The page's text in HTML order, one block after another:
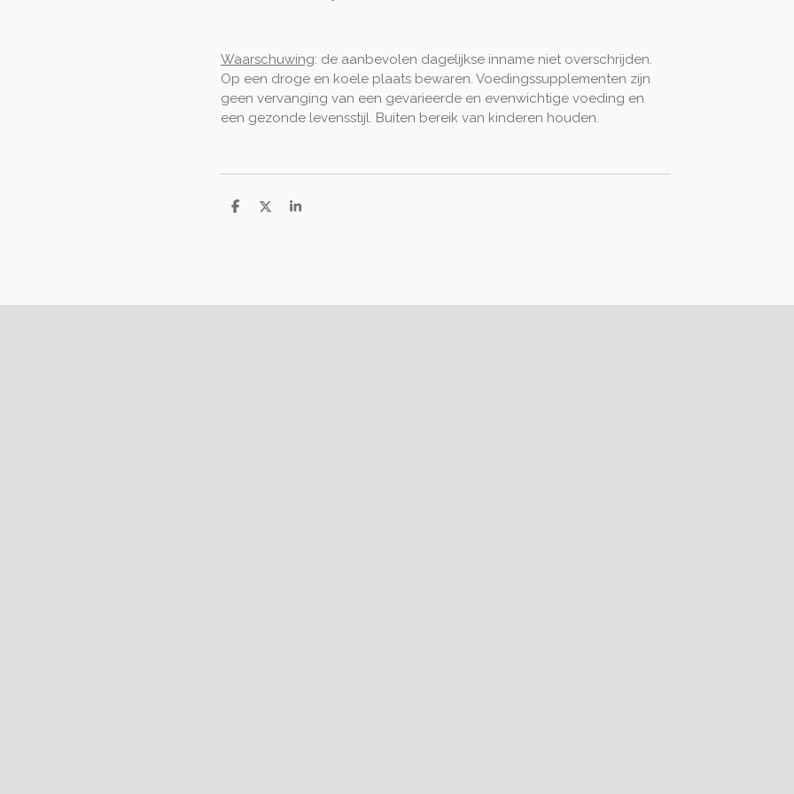
Waarschuwing: de aanbevolen dagelijkse inname niet overschrijden.
Op een droge en koele plaats bewaren. Voedingssupplementen zijn
geen vervanging van een gevarieerde en evenwichtige voeding en
een gezonde levensstijl. Buiten bereik van kinderen houden.
D
D
S